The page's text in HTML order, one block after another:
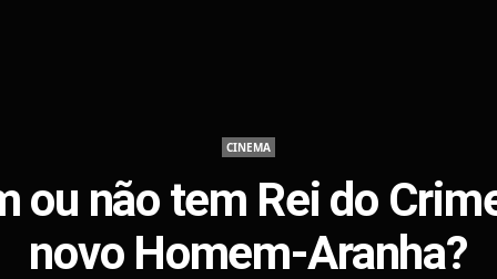
CINEMA
ou não tem Rei do
novo Homem-Aranha?